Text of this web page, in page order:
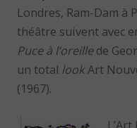
Londres, Ram-Dam à
théâtre suivent avec
Puce à l’oreillede
un total lookArt
(1967).